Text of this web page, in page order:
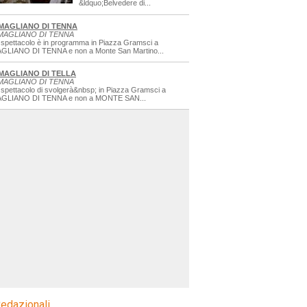
&ldquo;Belvedere di...
DI TENNA
DI TENNA
spettacolo è in programma in Piazza Gramsci a
DI TENNA e non a Monte San Martino...
DI TELLA
DI TENNA
spettacolo di svolgerà&nbsp; in Piazza Gramsci a
DI TENNA e non a MONTE SAN...